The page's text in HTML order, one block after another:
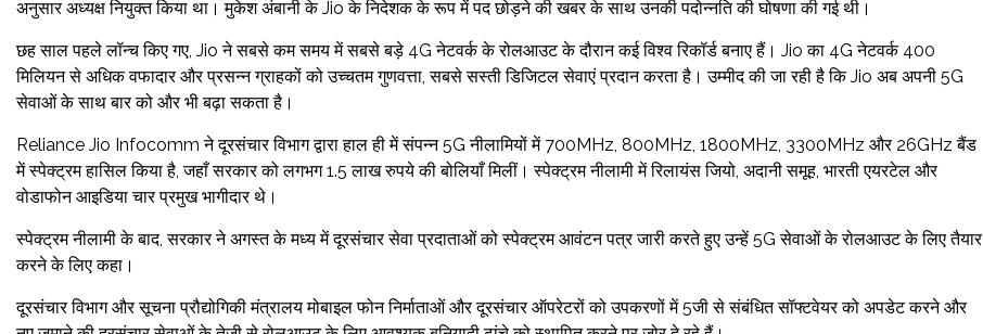
अनुसार अध्यक्ष नियुक्त किया था। मुकेश अंबानी के Jio के निदेशक के रूप में पद छोड़ने की खबर के साथ उनकी पदोन्नति की घोषणा की गई थी।
छह साल पहले लॉन्च किए गए, Jio ने सबसे कम समय में सबसे बड़े 4G नेटवर्क के रोलआउट के दौरान कई विश्व रिकॉर्ड बनाए हैं। Jio का 4G नेटवर्क 400
मिलियन से अधिक वफादार और प्रसन्न ग्राहकों को उच्चतम गुणवत्ता, सबसे सस्ती डिजिटल सेवाएं प्रदान करता है। उम्मीद की जा रही है कि Jio अब अपनी 5G
सेवाओं के साथ बार को और भी बढ़ा सकता है।
Reliance Jio Infocomm ने दूरसंचार विभाग द्वारा हाल ही में संपन्न 5G नीलामियों में 700MHz, 800MHz, 1800MHz, 3300MHz और 26GHz बैंड
में स्पेक्ट्रम हासिल किया है, जहाँ सरकार को लगभग 1.5 लाख रुपये की बोलियाँ मिलीं। स्पेक्ट्रम नीलामी में रिलायंस जियो, अदानी समूह, भारती एयरटेल और
वोडाफोन आइडिया चार प्रमुख भागीदार थे।
स्पेक्ट्रम नीलामी के बाद, सरकार ने अगस्त के मध्य में दूरसंचार सेवा प्रदाताओं को स्पेक्ट्रम आवंटन पत्र जारी करते हुए उन्हें 5G सेवाओं के रोलआउट के लिए तैयार
करने के लिए कहा।
दूरसंचार विभाग और सूचना प्रौद्योगिकी मंत्रालय मोबाइल फोन निर्माताओं और दूरसंचार ऑपरेटरों को उपकरणों में 5जी से संबंधित सॉफ्टवेयर को अपडेट करने और